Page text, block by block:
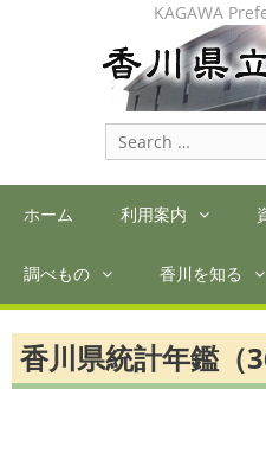
KAGAWA
Search
for:
ホーム 利用案内
調べもの 香川を知る
香川県統計年鑑（